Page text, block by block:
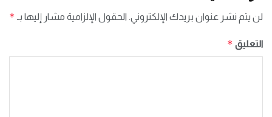
لن يتم نشر عنوان بريدك الإلكتروني. الحقول الإلزامية مشار إليها بـ *
التعليق *